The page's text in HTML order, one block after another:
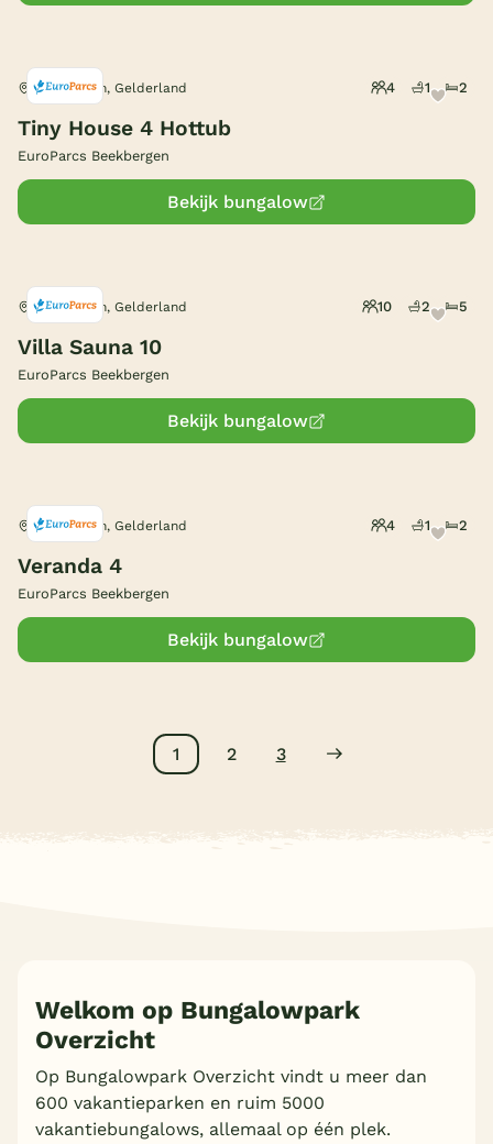
Beekbergen, Gelderland 4 1 2
Tiny House 4 Hottub
EuroParcs Beekbergen
Bekijk bungalow
Beekbergen, Gelderland 10 2 5
Villa Sauna 10
EuroParcs Beekbergen
Bekijk bungalow
Beekbergen, Gelderland 4 1 2
Veranda 4
EuroParcs Beekbergen
Bekijk bungalow
1 2 3
Welkom op Bungalowpark
Overzicht
Op Bungalowpark Overzicht vindt u meer dan
600 vakantieparken en ruim 5000
vakantiebungalows, allemaal op één plek.